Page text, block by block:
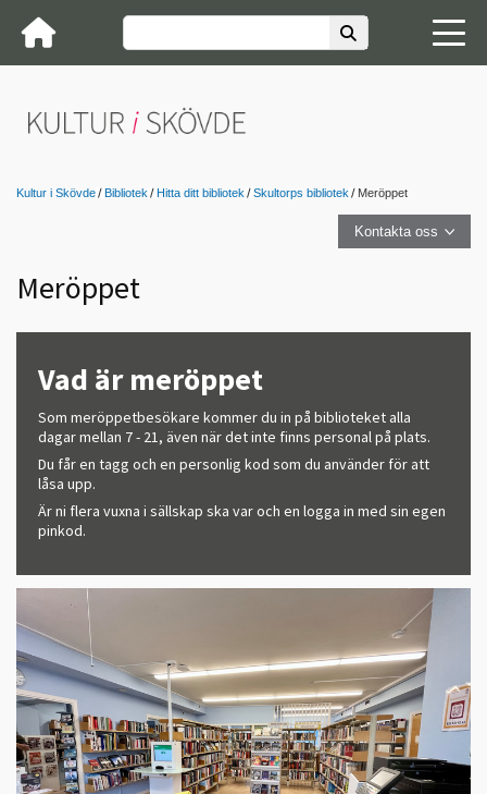
Kultur i Skövde Bibliotek Hitta ditt bibliotek Skultorps bibliotek Meröppet
Kontakta oss
Meröppet
Vad är meröppet
Som meröppetbesökare kommer du in på biblioteket alla
dagar mellan 7 - 21, även när det inte finns personal på plats.
Du får en tagg och en personlig kod som du använder för att
låsa upp.
Är ni flera vuxna i sällskap ska var och en logga in med sin egen
pinkod.